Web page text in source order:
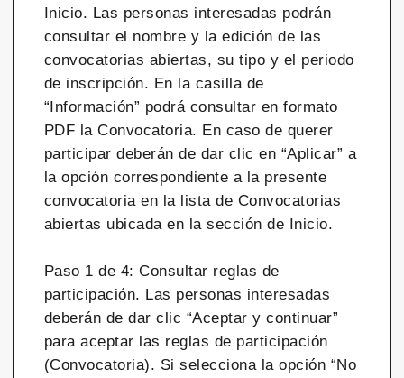
Inicio. Las personas interesadas podrán
consultar el nombre y la edición de las
convocatorias abiertas, su tipo y el periodo
de inscripción. En la casilla de
“Información” podrá consultar en formato
PDF la Convocatoria. En caso de querer
participar deberán de dar clic en “Aplicar” a
la opción correspondiente a la presente
convocatoria en la lista de Convocatorias
abiertas ubicada en la sección de Inicio.
Paso 1 de 4: Consultar reglas de
participación. Las personas interesadas
deberán de dar clic “Aceptar y continuar”
para aceptar las reglas de participación
(Convocatoria). Si selecciona la opción “No